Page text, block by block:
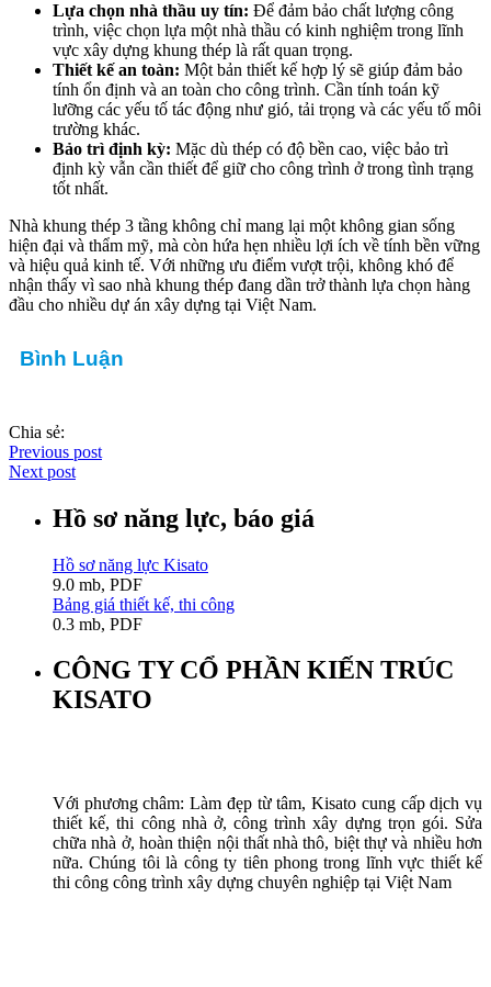
Lựa chọn nhà thầu uy tín: Để đảm bảo chất lượng công
trình, việc chọn lựa một nhà thầu có kinh nghiệm trong lĩnh
vực xây dựng khung thép là rất quan trọng.
Thiết kế an toàn: Một bản thiết kế hợp lý sẽ giúp đảm bảo
tính ổn định và an toàn cho công trình. Cần tính toán kỹ
lưỡng các yếu tố tác động như gió, tải trọng và các yếu tố môi
trường khác.
Bảo trì định kỳ: Mặc dù thép có độ bền cao, việc bảo trì
định kỳ vẫn cần thiết để giữ cho công trình ở trong tình trạng
tốt nhất.
Nhà khung thép 3 tầng không chỉ mang lại một không gian sống
hiện đại và thẩm mỹ, mà còn hứa hẹn nhiều lợi ích về tính bền vững
và hiệu quả kinh tế. Với những ưu điểm vượt trội, không khó để
nhận thấy vì sao nhà khung thép đang dần trở thành lựa chọn hàng
đầu cho nhiều dự án xây dựng tại Việt Nam.
Bình Luận
Chia sẻ:
Previous post
Next post
Hồ sơ năng lực, báo giá
Hồ sơ năng lực Kisato
9.0 mb, PDF
Bảng giá thiết kế, thi công
0.3 mb, PDF
CÔNG TY CỔ PHẦN KIẾN TRÚC
KISATO
Với phương châm: Làm đẹp từ tâm, Kisato cung cấp dịch vụ
thiết kế, thi công nhà ở, công trình xây dựng trọn gói. Sửa
chữa nhà ở, hoàn thiện nội thất nhà thô, biệt thự và nhiều hơn
nữa. Chúng tôi là công ty tiên phong trong lĩnh vực thiết kế
thi công công trình xây dựng chuyên nghiệp tại Việt Nam